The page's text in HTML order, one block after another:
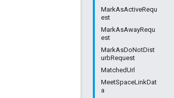
MarkAsActiveRequ
est
MarkAsAwayRequ
est
MarkAsDoNotDist
urbRequest
MatchedUrl
MeetSpaceLinkDat
a